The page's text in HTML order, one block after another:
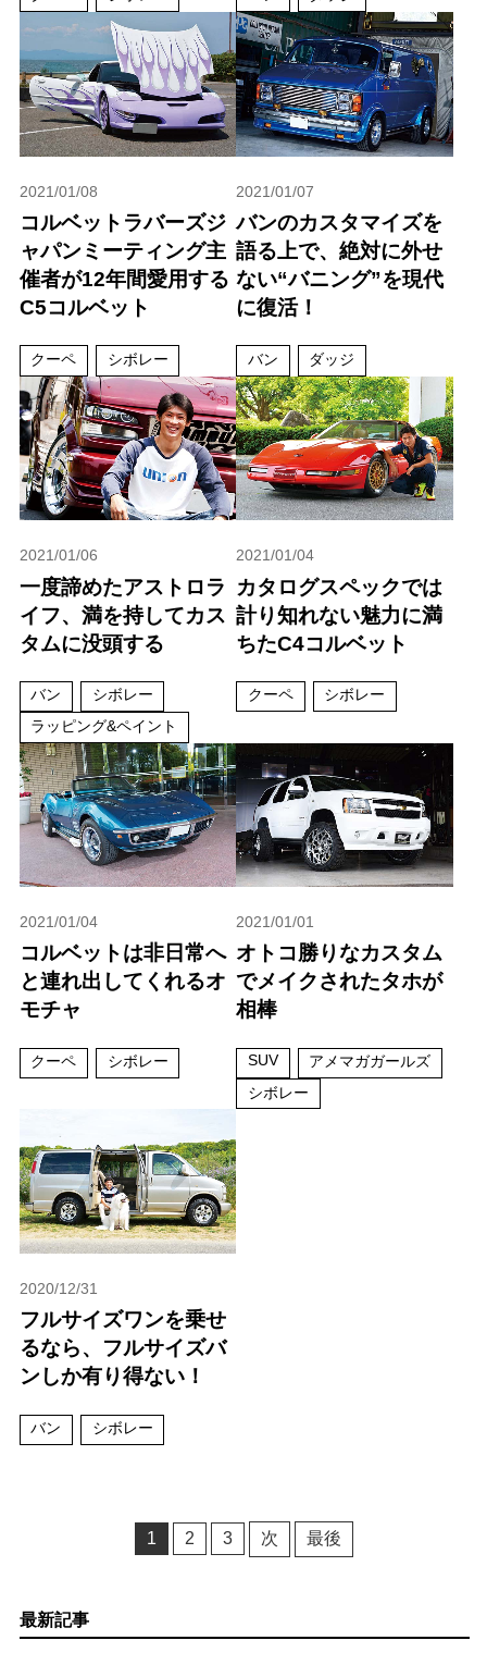
2021/01/08
コルベットラバーズジ
ャパンミーティング主
催者が12年間愛用する
C5コルベット
クーペ シボレー
2021/01/07
バンのカスタマイズを
語る上で、絶対に外せ
ない“バニング”を現代
に復活！
バン ダッジ
2021/01/06
一度諦めたアストロラ
イフ、満を持してカス
タムに没頭する
バン
シボレー
ラッピング&ペイント
2021/01/04
カタログスペックでは
計り知れない魅力に満
ちたC4コルベット
クーペ シボレー
2021/01/04
コルベットは非日常へ
と連れ出してくれるオ
モチャ
クーペ シボレー
2021/01/01
オトコ勝りなカスタム
でメイクされたタホが
相棒
SUV
アメマガガールズ
シボレー
2020/12/31
フルサイズワンを乗せ
るなら、フルサイズバ
ンしか有り得ない！
バン シボレー
1 2 3 次 最後
最新記事